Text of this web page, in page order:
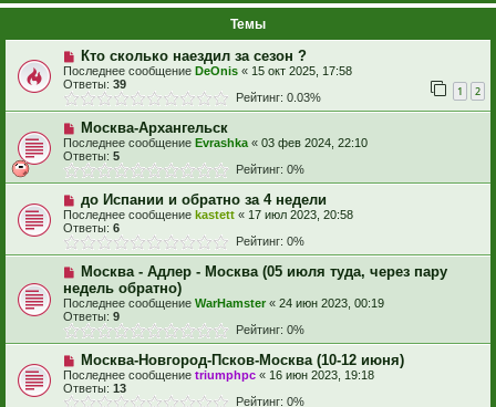
Темы
Кто сколько наездил за сезон ?
Последнее сообщение DeOnis « 15 окт 2025, 17:58
Ответы: 39 1 2
Рейтинг: 0.03%
Москва-Архангельск
Последнее сообщение Evrashka « 03 фев 2024, 22:10
Ответы: 5
Рейтинг: 0%
до Испании и обратно за 4 недели
Последнее сообщение kastett « 17 июл 2023, 20:58
Ответы: 6
Рейтинг: 0%
Москва - Адлер - Москва (05 июля туда, через пару
недель обратно)
Последнее сообщение WarHamster « 24 июн 2023, 00:19
Ответы: 9
Рейтинг: 0%
Москва-Новгород-Псков-Москва (10-12 июня)
Последнее сообщение triumphpc « 16 июн 2023, 19:18
Ответы: 13
Рейтинг: 0%